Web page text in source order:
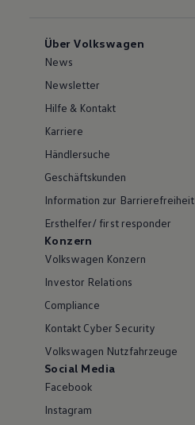
Über Volkswagen
News
Newsletter
Hilfe & Kontakt
Karriere
Händlersuche
Geschäftskunden
Information zur Barrierefreiheit
Ersthelfer/ first responder
Konzern
Volkswagen Konzern
Investor Relations
Compliance
Kontakt Cyber Security
Volkswagen Nutzfahrzeuge
Social Media
Facebook
Instagram